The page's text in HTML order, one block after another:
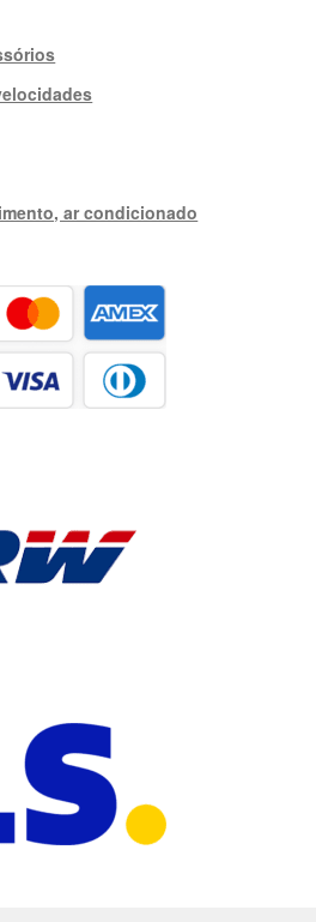
ar condicionado